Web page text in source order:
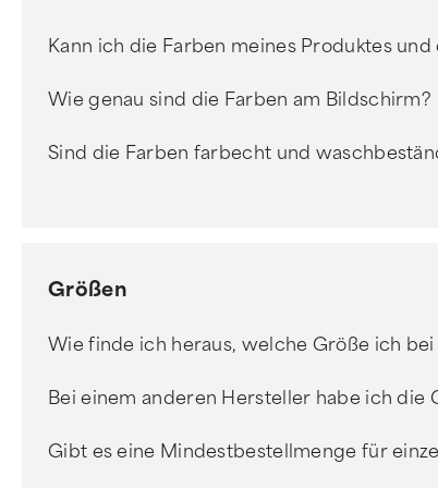
Kann ich die Farben meines Produktes
Wie genau sind die Farben am Bildschirm?
Sind die Farben farbecht und
Größen
Wie finde ich heraus, welche Größe ich
Bei einem anderen Hersteller habe ich die
Gibt es eine Mindestbestellmenge für